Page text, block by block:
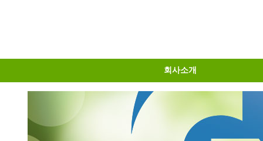
회사소개
인사말
물류센터소개
오시는길